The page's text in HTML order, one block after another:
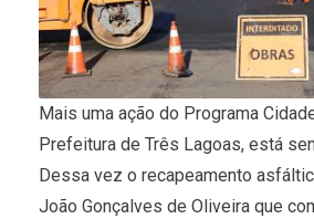
Mais uma ação do Programa
Prefeitura de Três Lagoas, está
Dessa vez o recapeamento
João Gonçalves de Oliveira que